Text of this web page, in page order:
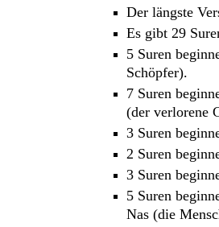
Der längste
Es gibt 29
5 Suren
Schöpfer).
7 Suren
(der verlorene
3 Suren
2 Suren
3 Suren
5 Suren
Nas (die